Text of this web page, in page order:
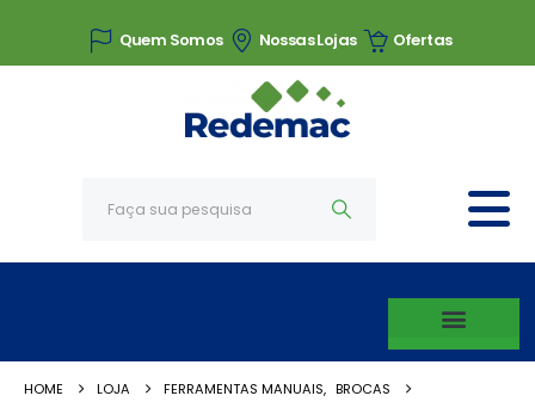
Quem Somos Nossas Lojas Ofertas
HOME LOJA FERRAMENTAS MANUAIS, BROCAS